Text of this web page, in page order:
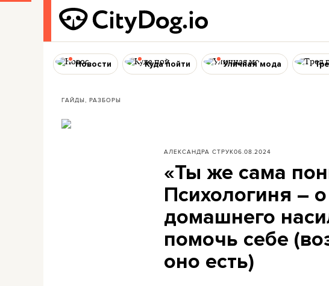
Новости Куда пойти Уличная мода
ГАЙДЫ, РАЗБОРЫ
АЛЕКСАНДРА СТРУК06.08.2024
«Ты же сама
Психологиня –
домашнего
помочь себе
оно есть)